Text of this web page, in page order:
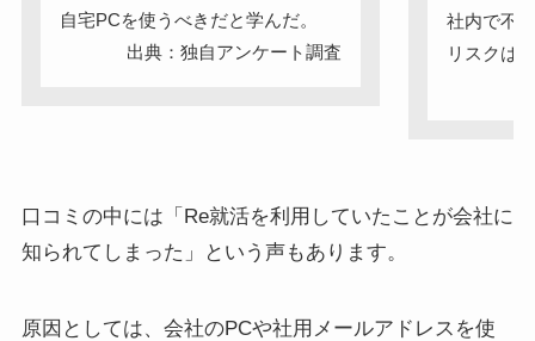
自宅PCを使うべきだと学んだ。
出典：独自アンケート調査
社内で不
リスクは
口コミの中には「Re就活を利用していたことが会社に
知られてしまった」という声もあります。
原因としては、会社のPCや社用メールアドレスを使